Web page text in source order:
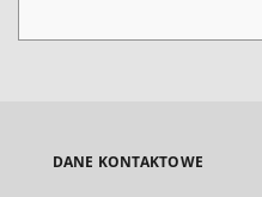
DANE KONTAKTOWE